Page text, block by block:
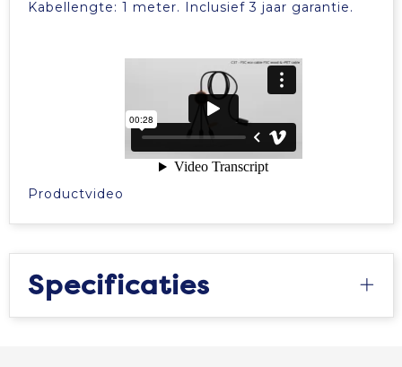
Kabellengte: 1 meter. Inclusief 3 jaar garantie.
Productvideo
Specificaties